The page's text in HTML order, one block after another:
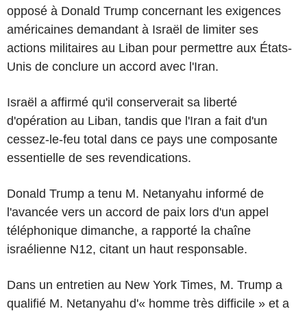
opposé à Donald Trump concernant les exigences
américaines demandant à Israël de limiter ses
actions militaires au Liban pour permettre aux États-
Unis de conclure un accord avec l'Iran.
Israël a affirmé qu'il conserverait sa liberté
d'opération au Liban, tandis que l'Iran a fait d'un
cessez-le-feu total dans ce pays une composante
essentielle de ses revendications.
Donald Trump a tenu M. Netanyahu informé de
l'avancée vers un accord de paix lors d'un appel
téléphonique dimanche, a rapporté la chaîne
israélienne N12, citant un haut responsable.
Dans un entretien au New York Times, M. Trump a
qualifié M. Netanyahu d'« homme très difficile » et a